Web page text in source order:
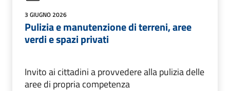
3 GIUGNO 2026
Pulizia e manutenzione di terreni, aree
verdi e spazi privati
Invito ai cittadini a provvedere alla pulizia delle
aree di propria competenza